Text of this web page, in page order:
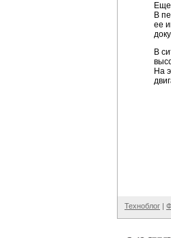
Еще
В
ее
В
На
Техноблог |